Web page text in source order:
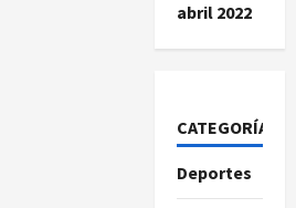
abril 2022
CATEGORÍAS
Deportes